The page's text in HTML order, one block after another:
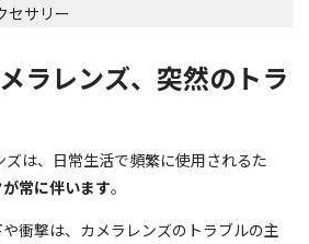
セサリー
ラレンズ、突然のトラ
は、日常生活で頻繁に使用されるた
常に伴います。
衝撃は、カメラレンズのトラブルの主